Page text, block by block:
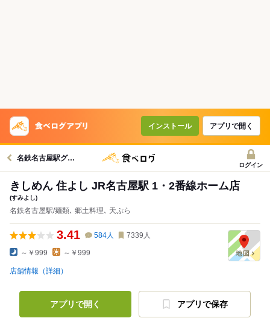
インストール アプリで開く
名鉄名古屋駅グルメへ
ログイン
きしめん 住よし JR名古屋駅 1・2番線ホーム店
(すみよし)
名鉄名古屋駅/麺類､ 郷土料理､ 天ぷら
3.41 584人 7339 人
～￥999 ～￥999
店舗情報（詳細）
アプリで開く アプリで保存